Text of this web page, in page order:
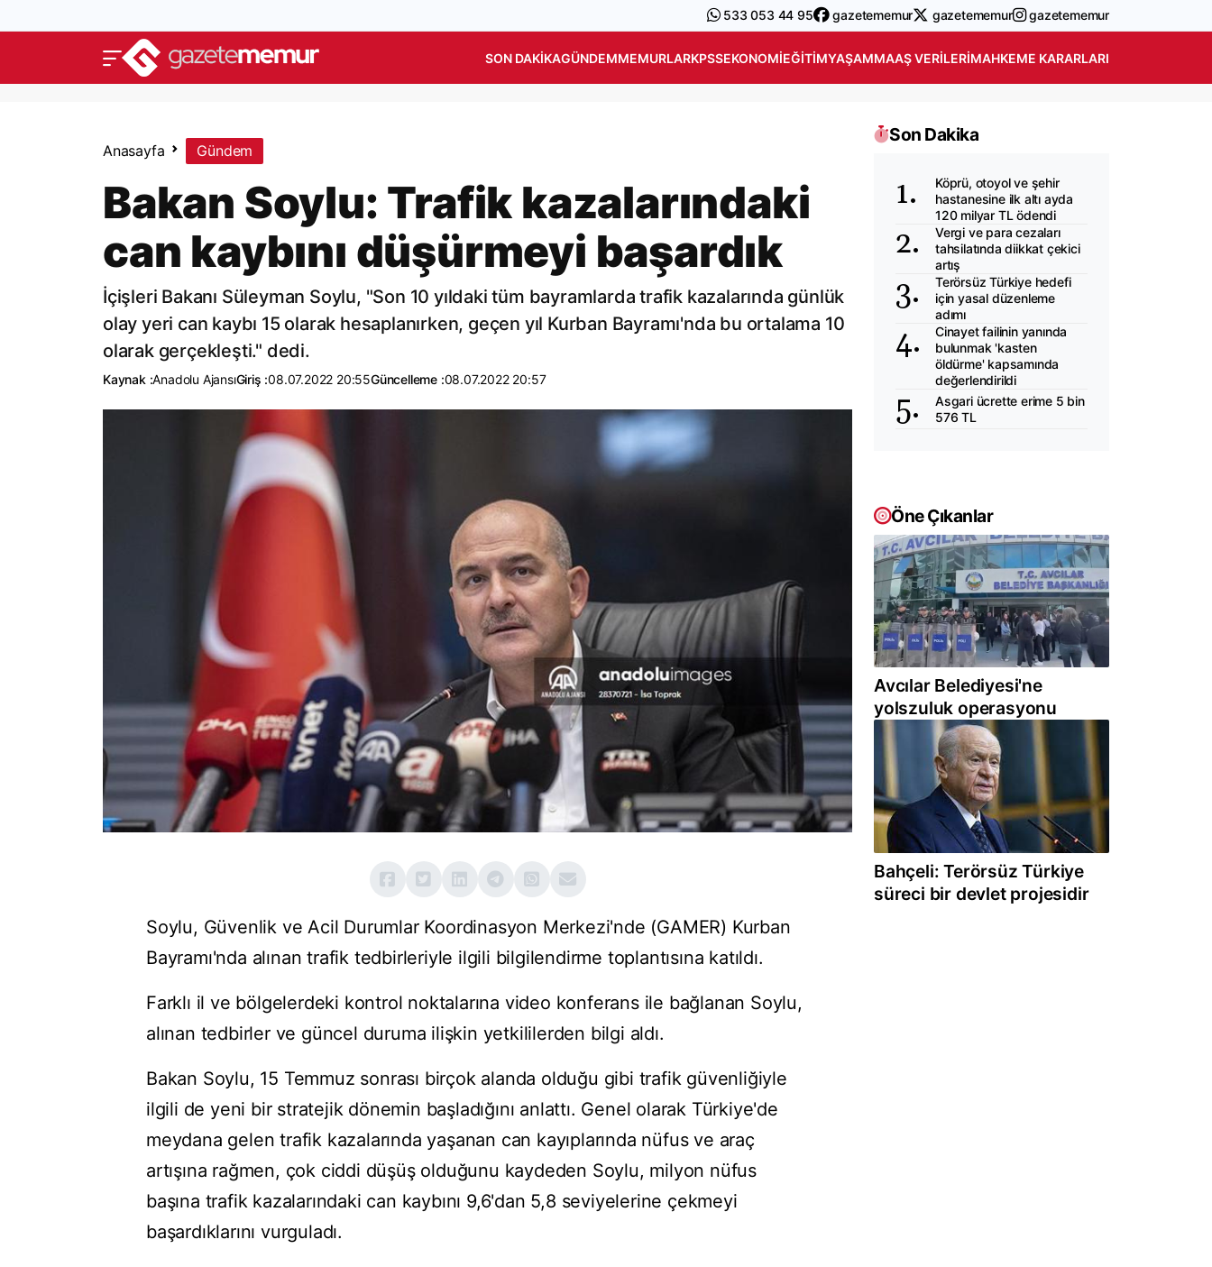
533 053 44 95 gazetememur gazetememur gazetememur
SON DAKIKAGÜNDEMMEMURLARKPSSEKONOMIEĞITIMYAŞAMMAAŞ VERILERIMAHKEME KARARLARI
Anasayfa Gündem
Bakan Soylu: Trafik kazalarındaki
can kaybını düşürmeyi başardık
İçişleri Bakanı Süleyman Soylu, "Son 10 yıldaki tüm bayramlarda trafik kazalarında günlük
olay yeri can kaybı 15 olarak hesaplanırken, geçen yıl Kurban Bayramı'nda bu ortalama 10
olarak gerçekleşti." dedi.
Kaynak :Anadolu AjansıGiriş :08.07.2022 20:55Güncelleme :08.07.2022 20:57
Soylu, Güvenlik ve Acil Durumlar Koordinasyon Merkezi'nde (GAMER) Kurban
Bayramı'nda alınan trafik tedbirleriyle ilgili bilgilendirme toplantısına katıldı.
Farklı il ve bölgelerdeki kontrol noktalarına video konferans ile bağlanan Soylu,
alınan tedbirler ve güncel duruma ilişkin yetkililerden bilgi aldı.
Bakan Soylu, 15 Temmuz sonrası birçok alanda olduğu gibi trafik güvenliğiyle
ilgili de yeni bir stratejik dönemin başladığını anlattı. Genel olarak Türkiye'de
meydana gelen trafik kazalarında yaşanan can kayıplarında nüfus ve araç
artışına rağmen, çok ciddi düşüş olduğunu kaydeden Soylu, milyon nüfus
başına trafik kazalarındaki can kaybını 9,6'dan 5,8 seviyelerine çekmeyi
başardıklarını vurguladı.
Son Dakika
Köprü, otoyol ve şehir
hastanesine ilk altı ayda
120 milyar TL ödendi
Vergi ve para cezaları
tahsilatında diikkat çekici
artış
Terörsüz Türkiye hedefi
için yasal düzenleme
adımı
Cinayet failinin yanında
bulunmak 'kasten
öldürme' kapsamında
değerlendirildi
Asgari ücrette erime 5 bin
576 TL
Öne Çıkanlar
Avcılar Belediyesi'ne
yolszuluk operasyonu
Bahçeli: Terörsüz Türkiye
süreci bir devlet projesidir